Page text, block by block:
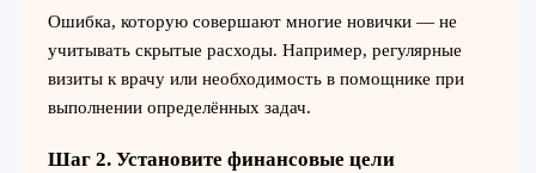
Ошибка, которую совершают многие новички — не
учитывать скрытые расходы. Например, регулярные
визиты к врачу или необходимость в помощнике при
выполнении определённых задач.
Шаг 2. Установите финансовые цели